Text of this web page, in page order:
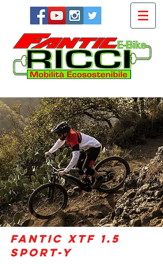
FANTIC XTF 1.5
Sport-Y